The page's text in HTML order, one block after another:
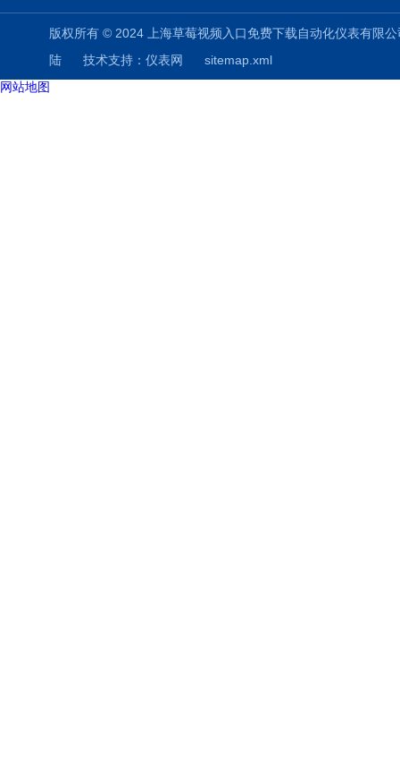
版权所有 © 2024 上海草莓视频入口免费下载自动化仪表有
陆 技术支持： 仪表网
sitemap.xml
网站地图